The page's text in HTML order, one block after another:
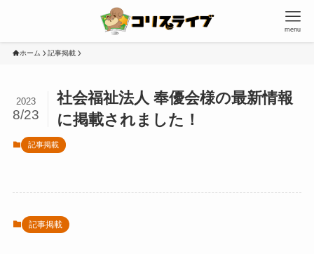
menu
ホーム 記事掲載
社会福祉法人 奉優会様の最新情報
に掲載されました！
2023
8/23
記事掲載
記事掲載